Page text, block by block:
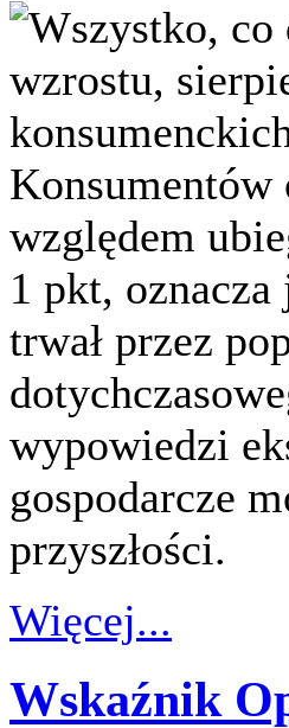
Wszystko, co
wzrostu,
Konsumentów
względem
1 pkt,
trwał przez
wypowiedzi
gospodarcze
przyszłości.
Więcej...
Wskaźnik